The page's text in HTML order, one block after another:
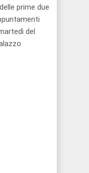
prime due
del